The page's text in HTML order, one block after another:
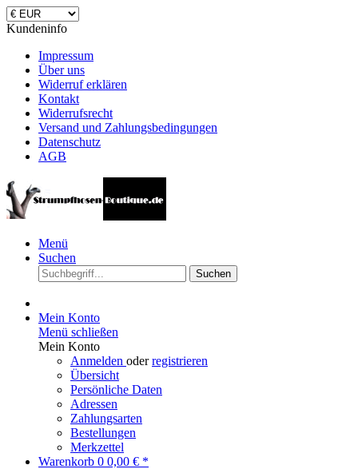
Kundeninfo
Impressum
Über uns
Widerruf erklären
Kontakt
Widerrufsrecht
Versand und Zahlungsbedingungen
Datenschutz
AGB
Menü
Suchen
Suchen
Mein Konto
Menü schließen
Mein Konto
Anmelden oderregistrieren
Übersicht
Persönliche Daten
Adressen
Zahlungsarten
Bestellungen
Merkzettel
Warenkorb 0 0,00 € *